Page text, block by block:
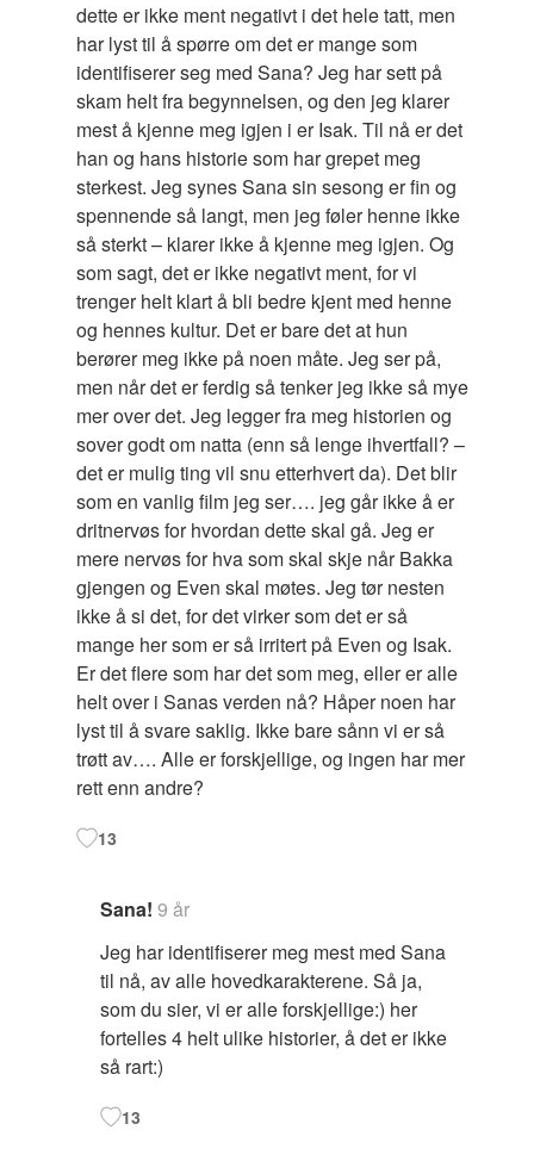
dette er ikke ment negativt i det hele tatt, men
har lyst til å spørre om det er mange som
identifiserer seg med Sana? Jeg har sett på
skam helt fra begynnelsen, og den jeg klarer
mest å kjenne meg igjen i er Isak. Til nå er det
han og hans historie som har grepet meg
sterkest. Jeg synes Sana sin sesong er fin og
spennende så langt, men jeg føler henne ikke
så sterkt – klarer ikke å kjenne meg igjen. Og
som sagt, det er ikke negativt ment, for vi
trenger helt klart å bli bedre kjent med henne
og hennes kultur. Det er bare det at hun
berører meg ikke på noen måte. Jeg ser på,
men når det er ferdig så tenker jeg ikke så mye
mer over det. Jeg legger fra meg historien og
sover godt om natta (enn så lenge ihvertfall? –
det er mulig ting vil snu etterhvert da). Det blir
som en vanlig film jeg ser…. jeg går ikke å er
dritnervøs for hvordan dette skal gå. Jeg er
mere nervøs for hva som skal skje når Bakka
gjengen og Even skal møtes. Jeg tør nesten
ikke å si det, for det virker som det er så
mange her som er så irritert på Even og Isak.
Er det flere som har det som meg, eller er alle
helt over i Sanas verden nå? Håper noen har
lyst til å svare saklig. Ikke bare sånn vi er så
trøtt av…. Alle er forskjellige, og ingen har mer
rett enn andre?
13
Sana! 9 år
Jeg har identifiserer meg mest med Sana
til nå, av alle hovedkarakterene. Så ja,
som du sier, vi er alle forskjellige:) her
fortelles 4 helt ulike historier, å det er ikke
så rart:)
13